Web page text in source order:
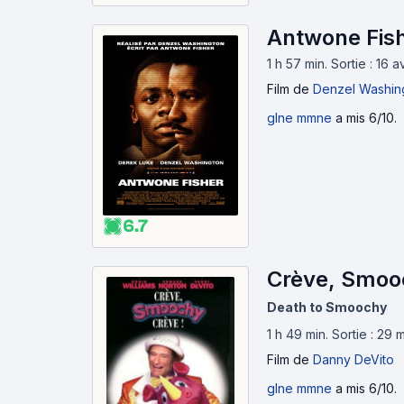
6.7
Antwone
1 h 57 min. Sortie : 16
Film de Denzel
glne mmne a mis 6/10.
Crève,
Death to Smoochy
1 h 49 min. Sortie : 29
Film de Danny DeVito
glne mmne a mis 6/10.